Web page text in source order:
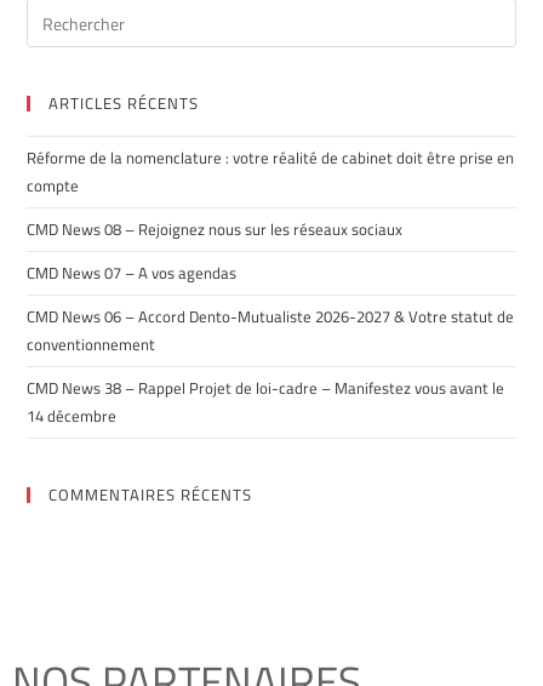
ARTICLES RÉCENTS
Réforme de la nomenclature : votre réalité de cabinet doit être prise en
compte
CMD News 08 – Rejoignez nous sur les réseaux sociaux
CMD News 07 – A vos agendas
CMD News 06 – Accord Dento-Mutualiste 2026-2027 & Votre statut de
conventionnement
CMD News 38 – Rappel Projet de loi-cadre – Manifestez vous avant le
14 décembre
COMMENTAIRES RÉCENTS